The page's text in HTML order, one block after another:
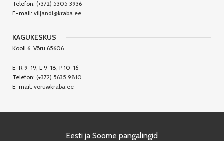
Telefon: (+372) 5305 3936
E-mail: viljandi@kraba.ee
KAGUKESKUS
Kooli 6, Võru 65606
E-R 9-19, L 9-18, P 10-16
Telefon: (+372) 5635 9810
E-mail: voru@kraba.ee
Eesti ja Soome pangalingid